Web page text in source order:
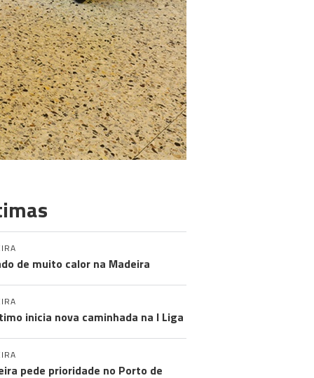
de muito calor na Madeira
inicia nova caminhada na I Liga
pede prioridade no Porto de